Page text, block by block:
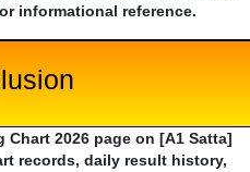
informational reference.
2026 page on [A1 Satta]
records, daily result history,